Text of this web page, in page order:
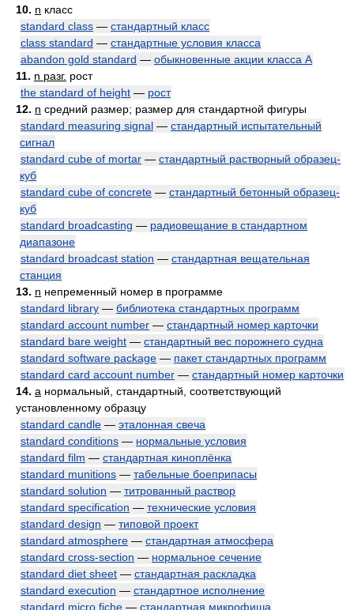
10. n класс
standard class — стандартный класс
class standard — стандартные условия класса
abandon gold standard — обыкновенные акции класса А
11. n разг. рост
the standard of height — рост
12. n средний размер; размер для стандартной фигуры
standard measuring signal — стандартный испытательный
сигнал
standard cube of mortar — стандартный растворный образец-
куб
standard cube of concrete — стандартный бетонный образец-
куб
standard broadcasting — радиовещание в стандартном
диапазоне
standard broadcast station — стандартная вещательная
станция
13. n непременный номер в программе
standard library — библиотека стандартных программ
standard account number — стандартный номер карточки
standard bare weight — стандартный вес порожнего судна
standard software package — пакет стандартных программ
standard card account number — стандартный номер карточки
14. a нормальный, стандартный, соответствующий
установленному образцу
standard candle — эталонная свеча
standard conditions — нормальные условия
standard film — стандартная киноплёнка
standard munitions — табельные боеприпасы
standard solution — титрованный раствор
standard specification — технические условия
standard design — типовой проект
standard atmosphere — стандартная атмосфера
standard cross-section — нормальное сечение
standard diet sheet — стандартная раскладка
standard execution — стандартное исполнение
standard micro fiche — стандартная микрофиша